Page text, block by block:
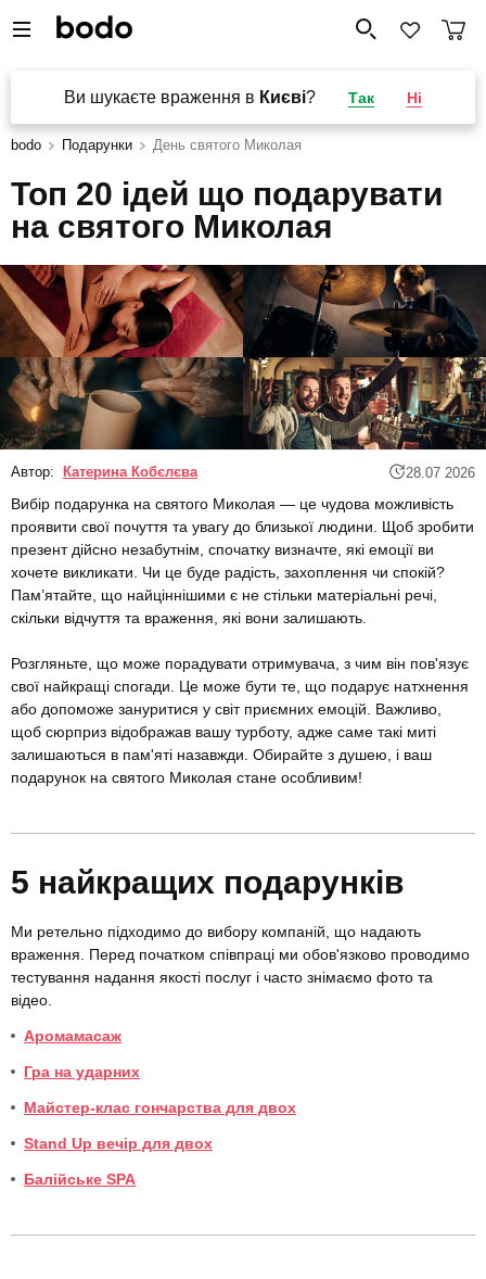
Ви шукаєте враження в Києві? Так Ні
bodo Подарунки День святого Миколая
Топ 20 ідей що подарувати
на святого Миколая
Автор: Катерина Кобєлєва 28.07 2026
Вибір подарунка на святого Миколая — це чудова можливість
проявити свої почуття та увагу до близької людини. Щоб зробити
презент дійсно незабутнім, спочатку визначте, які емоції ви
хочете викликати. Чи це буде радість, захоплення чи спокій?
Пам’ятайте, що найціннішими є не стільки матеріальні речі,
скільки відчуття та враження, які вони залишають.
Розгляньте, що може порадувати отримувача, з чим він пов'язує
свої найкращі спогади. Це може бути те, що подарує натхнення
або допоможе зануритися у світ приємних емоцій. Важливо,
щоб сюрприз відображав вашу турботу, адже саме такі миті
залишаються в пам'яті назавжди. Обирайте з душею, і ваш
подарунок на святого Миколая стане особливим!
5 найкращих подарунків
Ми ретельно підходимо до вибору компаній, що надають
враження. Перед початком співпраці ми обов'язково проводимо
тестування надання якості послуг і часто знімаємо фото та
відео.
Аромамасаж
Гра на ударних
Майстер-клас гончарства для двох
Stand Up вечір для двох
Балійське SPA